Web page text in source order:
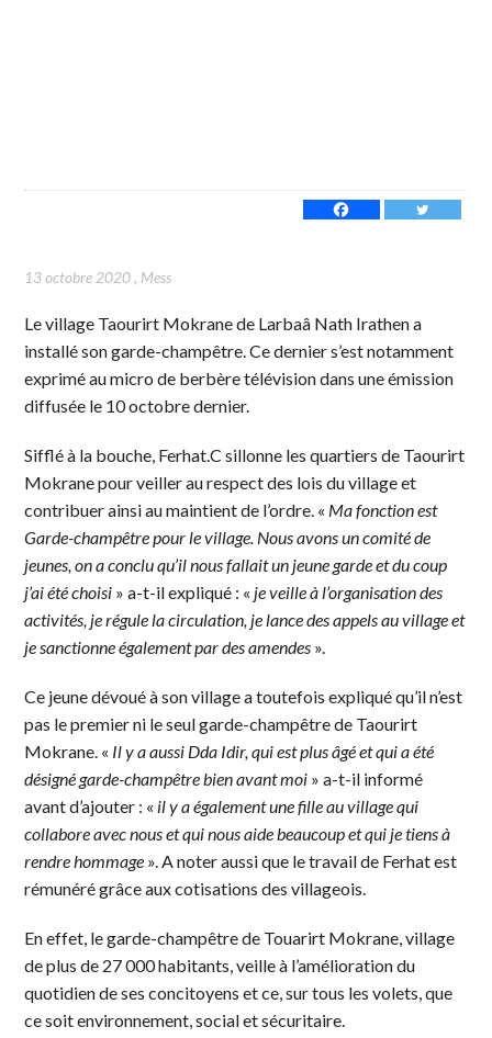
13 octobre 2020, Mess
Le village Taourirt Mokrane de Larbaâ Nath Irathen a
installé son garde-champêtre. Ce dernier s’est notamment
exprimé au micro de berbère télévision dans une émission
diffusée le 10 octobre dernier.
Sifflé à la bouche, Ferhat.C sillonne les quartiers de Taourirt
Mokrane pour veiller au respect des lois du village et
contribuer ainsi au maintient de l’ordre. « Ma fonction est
Garde-champêtre pour le village. Nous avons un comité de
jeunes, on a conclu qu’il nous fallait un jeune garde et du coup
j’ai été choisi » a-t-il expliqué : « je veille à l’organisation des
activités, je régule la circulation, je lance des appels au village et
je sanctionne également par des amendes ».
Ce jeune dévoué à son village a toutefois expliqué qu’il n’est
pas le premier ni le seul garde-champêtre de Taourirt
Mokrane. « Il y a aussi Dda Idir, qui est plus âgé et qui a été
désigné garde-champêtre bien avant moi » a-t-il informé
avant d’ajouter : « il y a également une fille au village qui
collabore avec nous et qui nous aide beaucoup et qui je tiens à
rendre hommage ». A noter aussi que le travail de Ferhat est
rémunéré grâce aux cotisations des villageois.
En effet, le garde-champêtre de Touarirt Mokrane, village
de plus de 27 000 habitants, veille à l’amélioration du
quotidien de ses concitoyens et ce, sur tous les volets, que
ce soit environnement, social et sécuritaire.